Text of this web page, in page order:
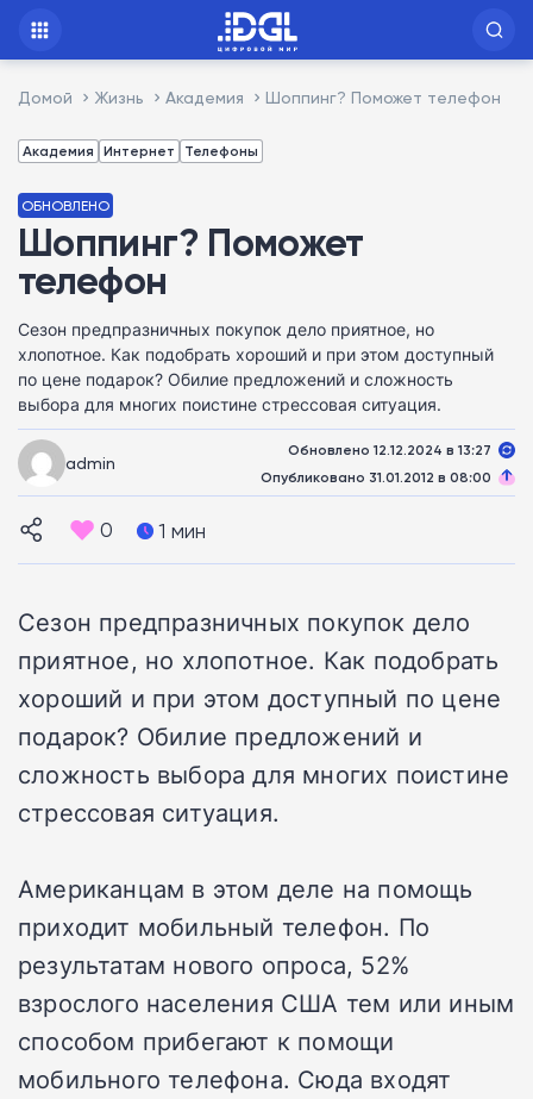
Домой Жизнь Академия Шоппинг? Поможет телефон
Академия Интернет Телефоны
ОБНОВЛЕНО
Шоппинг? Поможет
телефон
Сезон предпразничных покупок дело приятное, но
хлопотное. Как подобрать хороший и при этом доступный
по цене подарок? Обилие предложений и сложность
выбора для многих поистине стрессовая ситуация.
admin
Обновлено 12.12.2024 в 13:27
Опубликовано 31.01.2012 в 08:00
0 1 мин
Сезон предпразничных покупок дело
приятное, но хлопотное. Как подобрать
хороший и при этом доступный по цене
подарок? Обилие предложений и
сложность выбора для многих поистине
стрессовая ситуация.
Американцам в этом деле на помощь
приходит мобильный телефон. По
результатам нового опроса, 52%
взрослого населения США тем или иным
способом прибегают к помощи
мобильного телефона. Сюда входят